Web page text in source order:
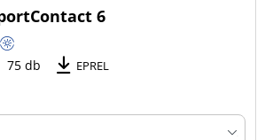
6
75 db EPREL